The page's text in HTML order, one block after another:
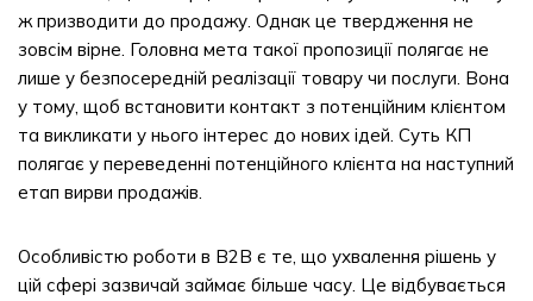
ж призводити до продажу. Однак це твердження не
зовсім вірне. Головна мета такої пропозиції полягає не
лише у безпосередній реалізації товару чи послуги. Вона
у тому, щоб встановити контакт з потенційним клієнтом
та викликати у нього інтерес до нових ідей. Суть КП
полягає у переведенні потенційного клієнта на наступний
етап вирви продажів.
Особливістю роботи в B2B є те, що ухвалення рішень у
цій сфері зазвичай займає більше часу. Це відбувається